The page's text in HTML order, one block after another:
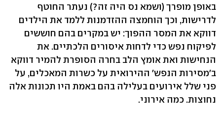
באופן מופרך (ושמא נס היה זה?) נעתר החוטף
לדרישות, וכך הוחמצה ההזדמנות ללמד את הילדים
דווקא את המסר ההפוך: יש במקרים בהם חוששים
לפיקוח נפש כדי לדחות איסורים הלכתיים. את
הנחישות ואת אומץ הלב בחרה הסופרת להמיר דווקא
ב'מסירות הנפש' ההירואית על כשרות המאכלים, על
פני שלל אירועים בעלילה בהם באמת היו תכונות אלה
נחוצות. כמה אירוני.